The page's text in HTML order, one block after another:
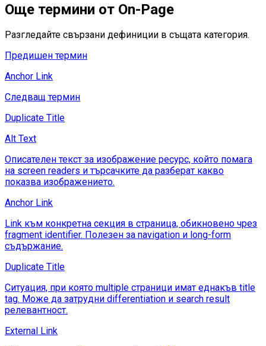
Още термини от On-Page
Разгледайте свързани дефиниции в същата категория.
Предишен термин
Anchor Link
Следващ термин
Duplicate Title
Alt Text
Описателен текст за изображение ресурс, който помага
на screen readers и търсачките да разберат какво
показва изображението.
Anchor Link
Link към конкретна секция в страница, обикновено чрез
fragment identifier. Полезен за navigation и long-form
съдържание.
Duplicate Title
Ситуация, при която multiple страници имат еднакъв title
tag. Може да затрудни differentiation и search result
релевантност.
External Link